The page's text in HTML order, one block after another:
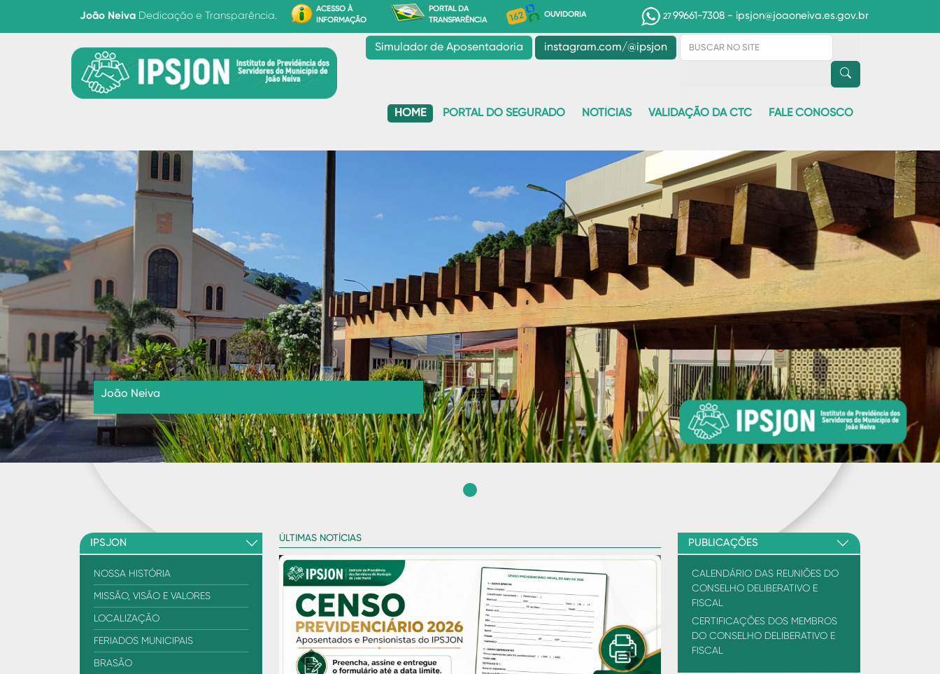
João Neiva Dedicação e Transparência.
ACESSO À
INFORMAÇÃO
PORTAL DA
TRANSPARÊNCIA
OUVIDORIA 2799661-7308 - ipsjon@joaoneiva.es.gov.br
Simulador de Aposentadoria instagram.com/@ipsjon
HOME PORTAL DO SEGURADO NOTÍCIAS VALIDAÇÃO DA CTC FALE CONOSCO
João Neiva
Previous Next
IPSJON
NOSSA HISTÓRIA
MISSÃO, VISÃO E VALORES
LOCALIZAÇÃO
FERIADOS MUNICIPAIS
BRASÃO
ÚLTIMAS NOTÍCIAS
Previous Next
PUBLICAÇÕES
CALENDÁRIO DAS REUNIÕES DO
CONSELHO DELIBERATIVO E
FISCAL
CERTIFICAÇÕES DOS MEMBROS
DO CONSELHO DELIBERATIVO E
FISCAL